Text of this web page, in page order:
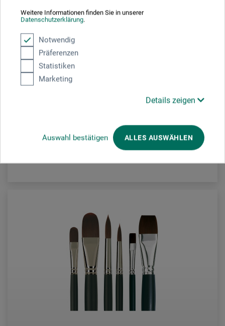
Weitere Informationen finden Sie in unserer
Datenschutzerklärung.
Notwendig
Präferenzen
Statistiken
Marketing
Details zeigen
Auswahl bestätigen ALLES AUSWÄHLEN
Tuschpensel-sæt